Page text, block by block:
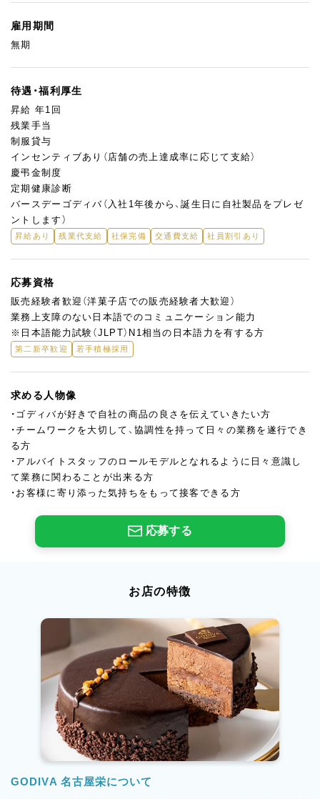
雇用期間
無期
待遇・福利厚生
昇給 年1回
残業手当
制服貸与
インセンティブあり（店舗の売上達成率に応じて支給）
慶弔金制度
定期健康診断
バースデーゴディバ（入社1年後から、誕生日に自社製品をプレゼ
ントします）
昇給あり 残業代支給 社保完備 交通費支給 社員割引あり
応募資格
販売経験者歓迎（洋菓子店での販売経験者大歓迎）
業務上支障のない日本語でのコミュニケーション能力
※日本語能力試験（JLPT）N1相当の日本語力を有する方
第二新卒歓迎 若手積極採用
求める人物像
・ゴディバが好きで自社の商品の良さを伝えていきたい方
・チームワークを大切して、協調性を持って日々の業務を遂行でき
る方
・アルバイトスタッフのロールモデルとなれるように日々意識し
て業務に関わることが出来る方
・お客様に寄り添った気持ちをもって接客できる方
応募する
お店の特徴
GODIVA 名古屋栄について